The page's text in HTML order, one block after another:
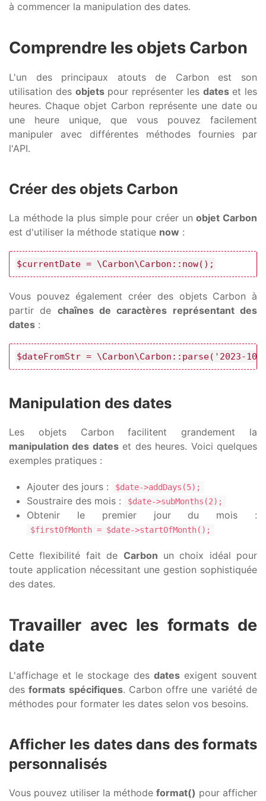
à commencer la manipulation des dates.
Comprendre les objets Carbon
L'un des principaux atouts de Carbon est son
utilisation des objetspour représenter les dateset les
heures. Chaque objet Carbon représente une date ou
une heure unique, que vous pouvez facilement
manipuler avec différentes méthodes fournies par
l'API.
Créer des objets Carbon
La méthode la plus simple pour créer unobjet Carbon
est d'utiliser la méthode statique now :
$currentDate = \Carbon\Carbon::now();
Vous pouvez également créer des objets Carbon à
partir de chaînes de caractères représentant des
dates :
$dateFromStr = \Carbon\Carbon::parse('2023-
Manipulation des dates
Les objets Carbon facilitent grandement la
manipulation des dateset des heures. Voici quelques
exemples pratiques :
Ajouter des jours : $date->addDays(5);
Soustraire des mois : $date->subMonths(2);
Obtenir le premier jour du mois :
$firstOfMonth = $date->startOfMonth();
Cette flexibilité fait de Carbon un choix idéal pour
toute application nécessitant une gestion sophistiquée
des dates.
Travailler avec les formats de
date
L'affichage et le stockage des datesexigent souvent
desformats spécifiques. Carbon offre une variété de
méthodes pour formater les dates selon vos besoins.
Afficher les dates dans des formats
personnalisés
Vous pouvez utiliser la méthode format() pour afficher